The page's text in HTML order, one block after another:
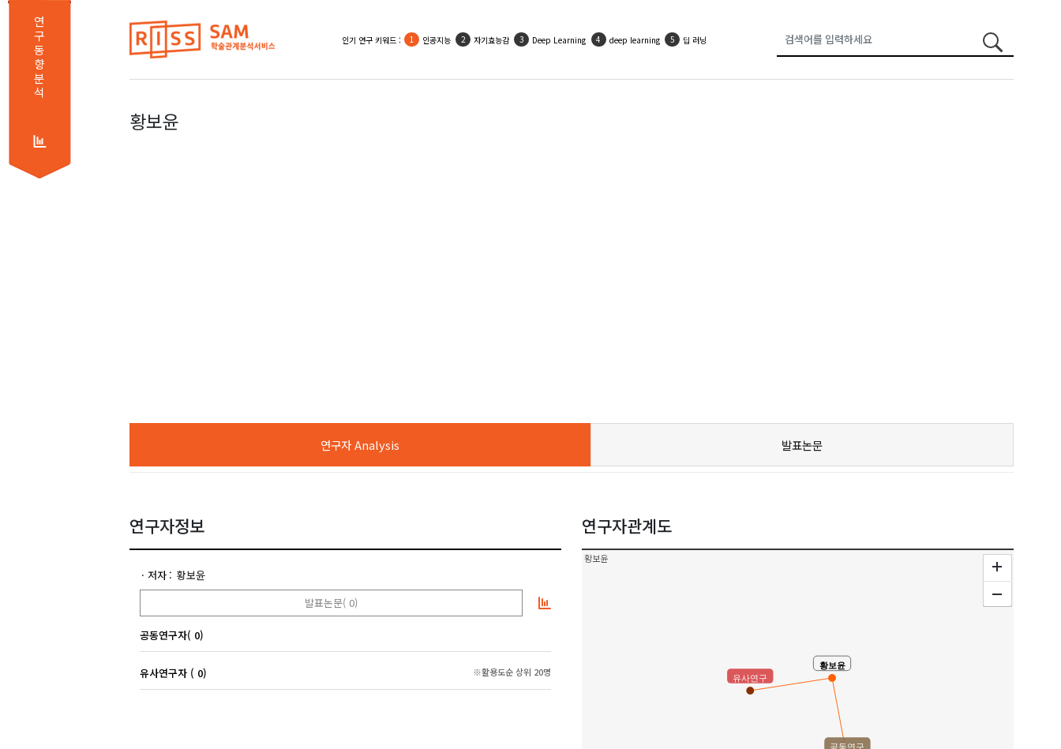
연
구
동
향
분
석
인기 연구 키워드 : 인공지능 자기효능감 Deep Learning deep learning 딥 러닝
황보윤
연구자 Analysis 발표논문
연구자정보
저자
황보윤
발표논문( 0)
공동연구자( 0)
유사연구자 ( 0) ※활용도순 상위 20명
연구자관계도
황보윤
황보윤
공동연구
유사연구